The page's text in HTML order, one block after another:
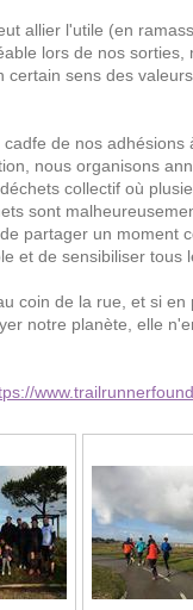
allier l'utile (en
lors de nos sorties,
certain sens des
de nos adhésions
nous organisons
collectif où
sont
partager un moment
et de sensibiliser tous
coin de la rue, et si en
notre planète, elle